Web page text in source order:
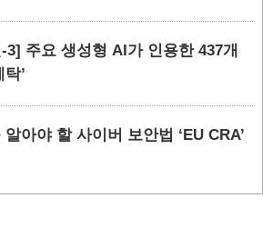
주요 생성형 AI가 인용한 437개
’
아야 할 사이버 보안법 ‘EU CRA’